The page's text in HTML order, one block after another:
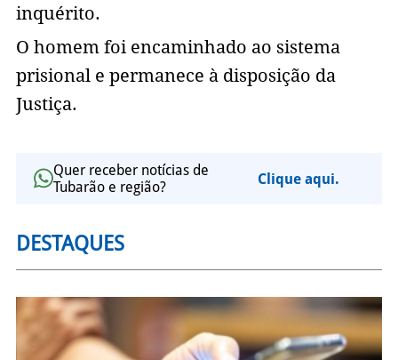
inquérito.
O homem foi encaminhado ao sistema
prisional e permanece à disposição da
Justiça.
Quer receber notícias de
Tubarão e região?
Clique aqui.
DESTAQUES